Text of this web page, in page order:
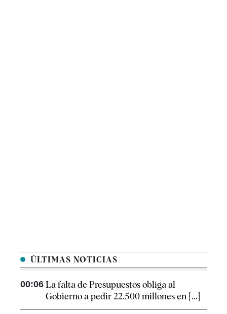
ÚLTIMAS NOTICIAS
00:06 La falta de Presupuestos obliga al
Gobierno a pedir 22.500 millones en [...]